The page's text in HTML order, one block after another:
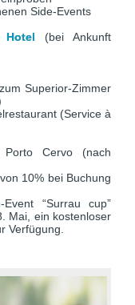
Side-Events
Hotel (bei Ankunft
Superior-Zimmer
(Service à
Porto Cervo (nach
10% bei Buchung
“Surrau cup”
Mai, ein kostenloser
Verfügung.